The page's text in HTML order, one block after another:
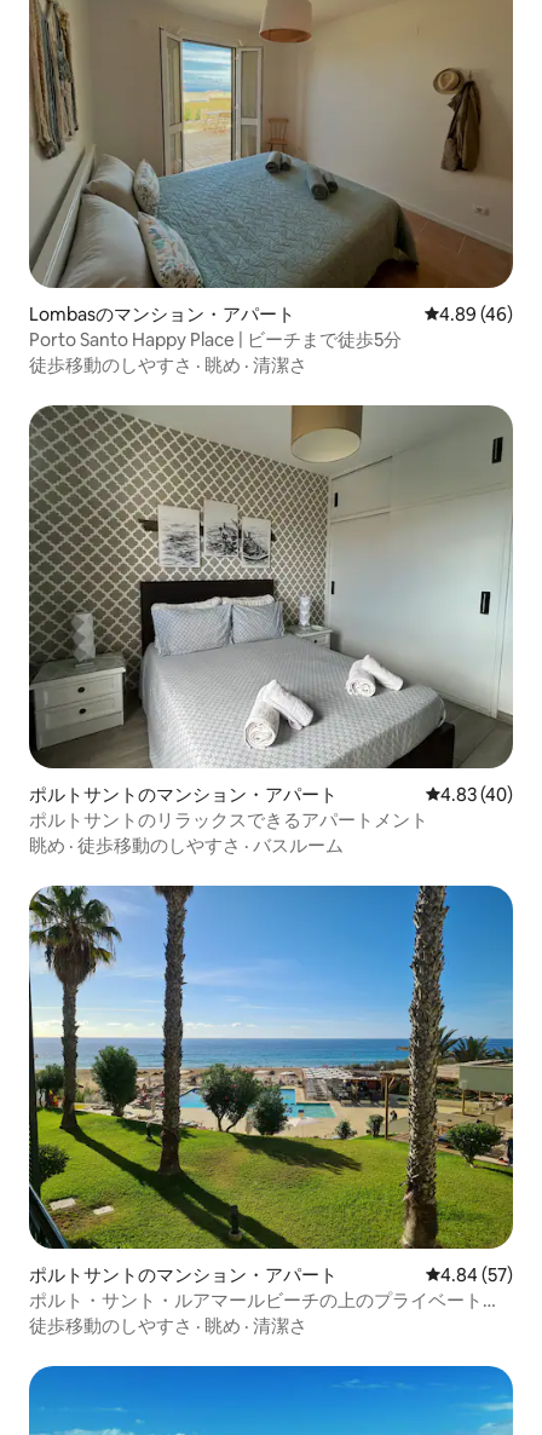
Lombasのマンション・アパート レビュー46
4.89 (46)
Porto Santo Happy Place | ビーチまで徒歩5分
徒歩移動のしやすさ · 眺め · 清潔さ
ポルトサントのマンション・アパート レビュー40
4.83 (40)
ポルトサントのリラックスできるアパートメント
眺め · 徒歩移動のしやすさ · バスルーム
ポルトサントのマンション・アパート レビュー57
4.84 (57)
ポルト・サント・ルアマールビーチの上のプライベートア
パート
徒歩移動のしやすさ · 眺め · 清潔さ